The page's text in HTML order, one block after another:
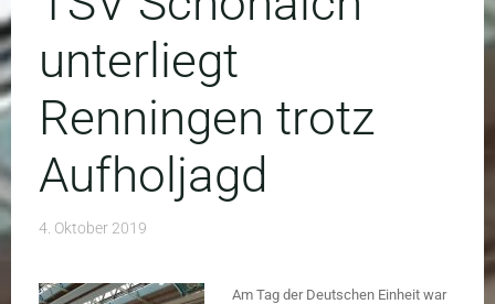
unterliegt
Renningen trotz
Aufholjagd
4. Oktober 2019
Am Tag der Deutschen Einheit war